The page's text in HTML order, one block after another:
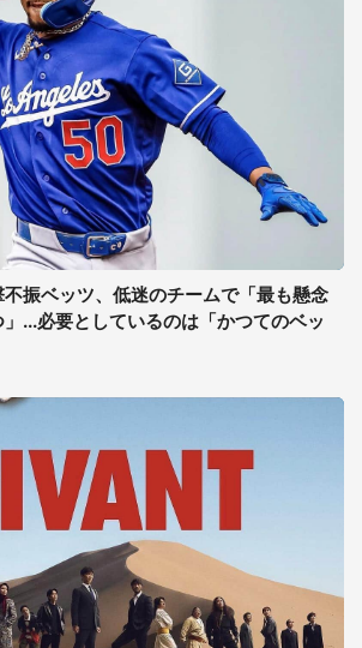
不振ベッツ、低迷のチームで「最も懸念
...必要としているのは「かつてのベッ